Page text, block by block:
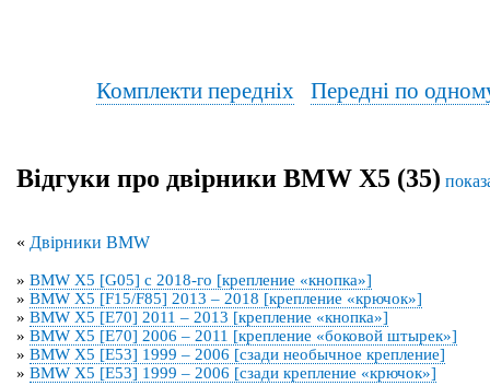
Комплекти передніх Передні по
Відгуки про двірники BMW X5 (35)
« Двірники BMW
» BMW X5 [G05] с 2018-го [крепление «кнопка»]
» BMW X5 [F15/F85] 2013 – 2018 [крепление «крючок»]
» BMW X5 [E70] 2011 – 2013 [крепление «кнопка»]
» BMW X5 [E70] 2006 – 2011 [крепление «боковой штырек»]
» BMW X5 [E53] 1999 – 2006 [сзади необычное крепление]
» BMW X5 [E53] 1999 – 2006 [сзади крепление «крючок»]